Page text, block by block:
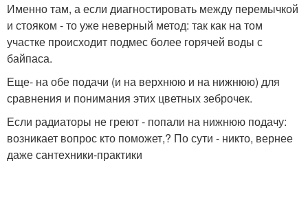
Именно там, а если диагностировать между перемычкой
и стояком - то уже неверный метод: так как на том
участке происходит подмес более горячей воды с
байпаса.
Еще- на обе подачи (и на верхнюю и на нижнюю) для
сравнения и понимания этих цветных зеброчек.
Если радиаторы не греют - попали на нижнюю подачу:
возникает вопрос кто поможет,? По сути - никто, вернее
даже сантехники-практики